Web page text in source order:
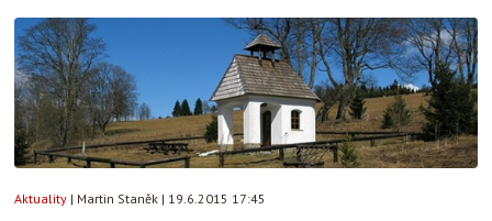
Aktuality | Martin Staněk | 19.6.2015 17:45